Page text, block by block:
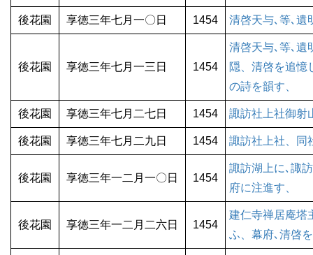
後花園 享徳三年七月一〇日 1454 清啓天与､等､遺
後花園 享徳三年七月一三日 1454
清啓天与､等､
隠、清啓を追
の詩を韻す、
後花園 享徳三年七月二七日 1454 諏訪社上社御射
後花園 享徳三年七月二九日 1454 諏訪社上社、同
後花園 享徳三年一二月一〇日 1454
諏訪湖上に､諏
府に注進す、
後花園 享徳三年一二月二六日 1454
建仁寺禅居庵塔
ふ、幕府､清啓